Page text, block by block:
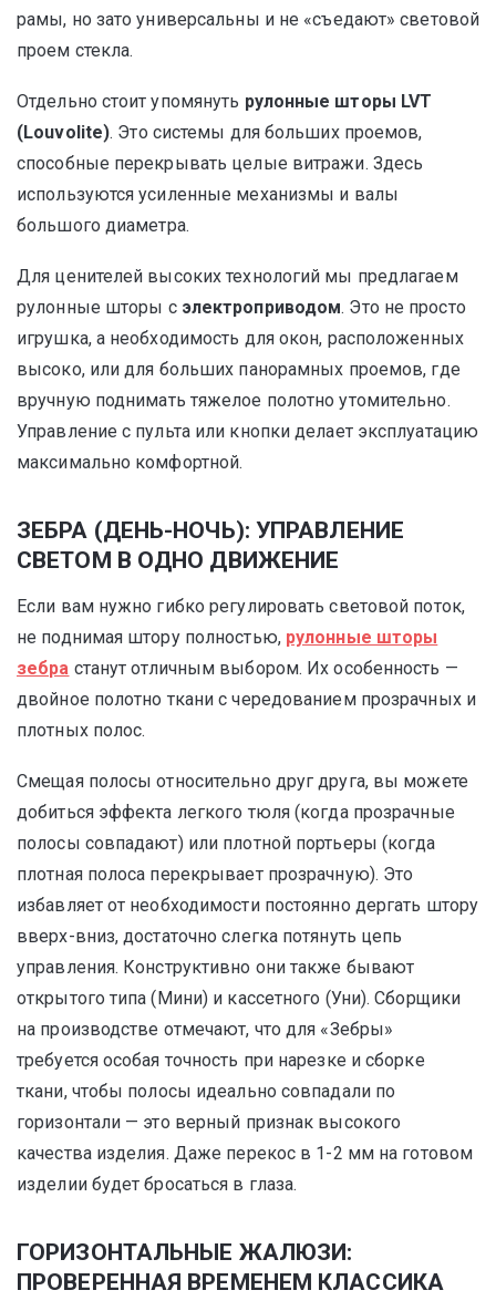
рамы, но зато универсальны и не «съедают» световой
проем стекла.
Отдельно стоит упомянуть рулонные шторы LVT
(Louvolite). Это системы для больших проемов,
способные перекрывать целые витражи. Здесь
используются усиленные механизмы и валы
большого диаметра.
Для ценителей высоких технологий мы предлагаем
рулонные шторы с электроприводом. Это не просто
игрушка, а необходимость для окон, расположенных
высоко, или для больших панорамных проемов, где
вручную поднимать тяжелое полотно утомительно.
Управление с пульта или кнопки делает эксплуатацию
максимально комфортной.
ЗЕБРА (ДЕНЬ-НОЧЬ): УПРАВЛЕНИЕ
СВЕТОМ В ОДНО ДВИЖЕНИЕ
Если вам нужно гибко регулировать световой поток,
не поднимая штору полностью, рулонные шторы
зебра станут отличным выбором. Их особенность —
двойное полотно ткани с чередованием прозрачных и
плотных полос.
Смещая полосы относительно друг друга, вы можете
добиться эффекта легкого тюля (когда прозрачные
полосы совпадают) или плотной портьеры (когда
плотная полоса перекрывает прозрачную). Это
избавляет от необходимости постоянно дергать штору
вверх-вниз, достаточно слегка потянуть цепь
управления. Конструктивно они также бывают
открытого типа (Мини) и кассетного (Уни). Сборщики
на производстве отмечают, что для «Зебры»
требуется особая точность при нарезке и сборке
ткани, чтобы полосы идеально совпадали по
горизонтали — это верный признак высокого
качества изделия. Даже перекос в 1-2 мм на готовом
изделии будет бросаться в глаза.
ГОРИЗОНТАЛЬНЫЕ ЖАЛЮЗИ:
ПРОВЕРЕННАЯ ВРЕМЕНЕМ КЛАССИКА